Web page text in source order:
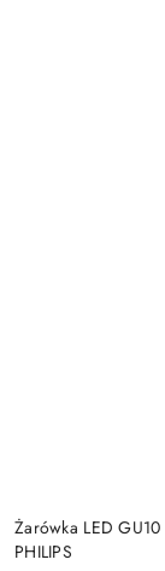
Żarówka LED
PHILIPS